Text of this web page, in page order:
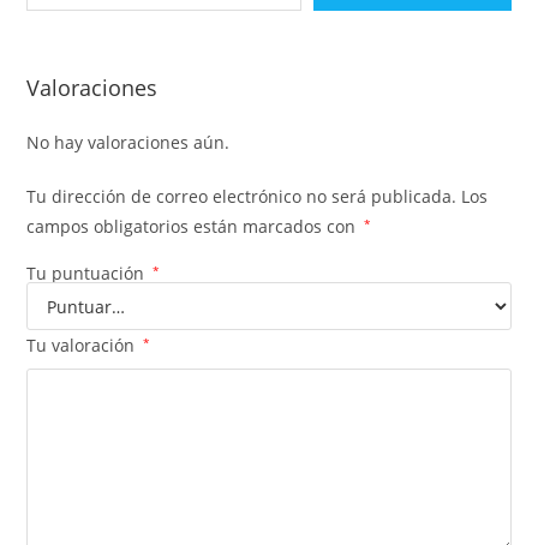
Valoraciones
No hay valoraciones aún.
Tu dirección de correo electrónico no será publicada. Los
campos obligatorios están marcados con
*
Tu puntuación *
Tu valoración *